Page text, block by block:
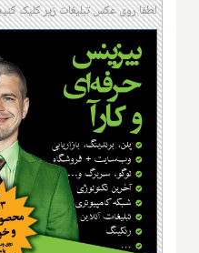
لطفا روی عکس تبلیغات زیر کلیک